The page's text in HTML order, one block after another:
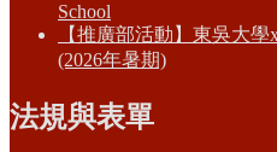
School
【推廣部活動】東吳大
(2026年暑期)
法規與表單